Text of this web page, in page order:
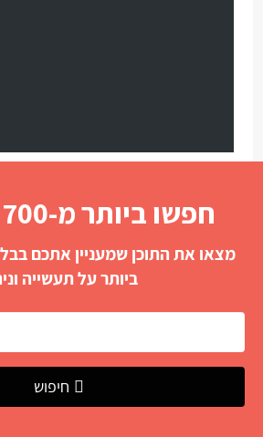
חפשו ביותר מ-700 מאמרים
מצאו את התוכן שמעניין אתכם
ביותר על תעשייה
חיפוש